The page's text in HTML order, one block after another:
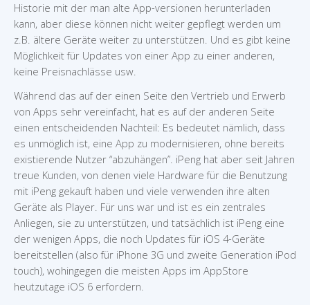
Historie mit der man alte App-versionen herunterladen
kann, aber diese können nicht weiter gepflegt werden um
z.B. ältere Geräte weiter zu unterstützen. Und es gibt keine
Möglichkeit für Updates von einer App zu einer anderen,
keine Preisnachlässe usw.
Während das auf der einen Seite den Vertrieb und Erwerb
von Apps sehr vereinfacht, hat es auf der anderen Seite
einen entscheidenden Nachteil: Es bedeutet nämlich, dass
es unmöglich ist, eine App zu modernisieren, ohne bereits
existierende Nutzer “abzuhängen”. iPeng hat aber seit Jahren
treue Kunden, von denen viele Hardware für die Benutzung
mit iPeng gekauft haben und viele verwenden ihre alten
Geräte als Player. Für uns war und ist es ein zentrales
Anliegen, sie zu unterstützen, und tatsächlich ist iPeng eine
der wenigen Apps, die noch Updates für iOS 4-Geräte
bereitstellen (also für iPhone 3G und zweite Generation iPod
touch), wohingegen die meisten Apps im AppStore
heutzutage iOS 6 erfordern.